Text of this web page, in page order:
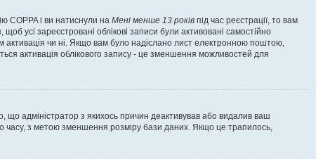
COPPA і ви натиснули на Мені менше 13 років під час реєстрації, то вам
усі зареєстровані облікові записи були активовані самостійно
активація чи ні. Якщо вам було надіслано лист електронною поштою,
активація облікового запису - це зменшення можливостей для
що адміністратор з якихось причин деактивував або видалив ваш
часу, з метою зменшення розміру бази даних. Якщо це трапилось,